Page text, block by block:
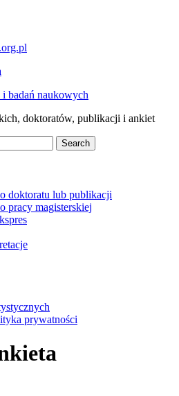
badań naukowych
doktoratów, publikacji i ankiet
doktoratu lub publikacji
pracy magisterskiej
prywatności